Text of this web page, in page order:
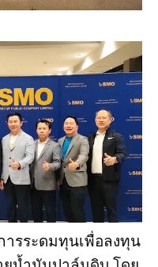
รระดมทุนเพื่อลงทุน